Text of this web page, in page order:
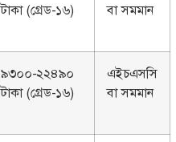
টাকা (গ্রেড-১৬)
বা সমমান
৯৩০০-২২৪৯০
টাকা (গ্রেড-১৬)
এইচএসসি
বা সমমান